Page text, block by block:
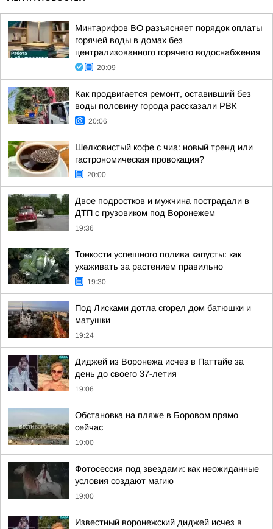
Минтарифов ВО разъясняет порядок оплаты
горячей воды в домах без
централизованного горячего водоснабжения
20:09
Как продвигается ремонт, оставивший без
воды половину города рассказали РВК
20:06
Шелковистый кофе с чиа: новый тренд или
гастрономическая провокация?
20:00
Двое подростков и мужчина пострадали в
ДТП с грузовиком под Воронежем
19:36
Тонкости успешного полива капусты: как
ухаживать за растением правильно
19:30
Под Лисками дотла сгорел дом батюшки и
матушки
19:24
Диджей из Воронежа исчез в Паттайе за
день до своего 37-летия
19:06
Обстановка на пляже в Боровом прямо
сейчас
19:00
Фотосессия под звездами: как неожиданные
условия создают магию
19:00
Известный воронежский диджей исчез в